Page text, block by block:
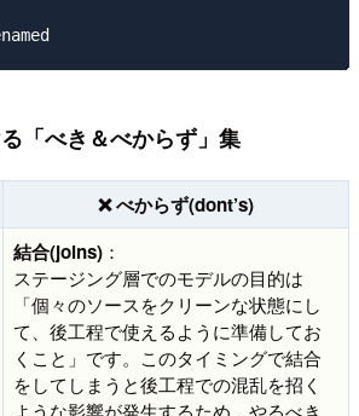
「べき＆べからず」集
❌ べからず(dont’s)
結合(joins) ：
ステージング層でのモデルの目的は
「個々のソースをクリーンな状態にし
て、後工程で使えるように準備してお
くこと」です。このタイミングで結合
をしてしまうと後工程での混乱を招く